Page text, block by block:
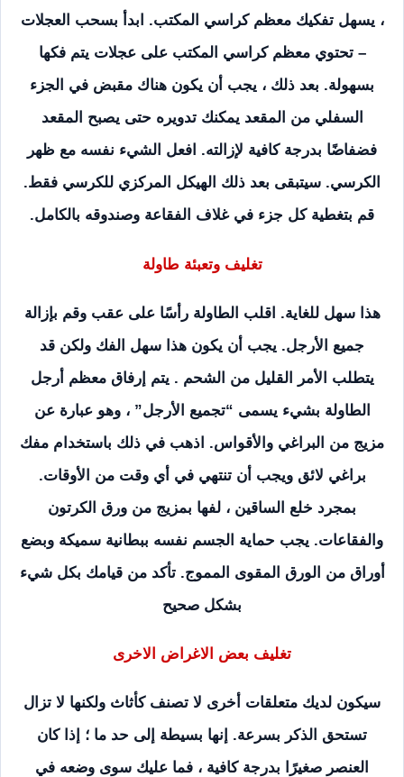
، يسهل تفكيك معظم كراسي المكتب. ابدأ بسحب العجلات
– تحتوي معظم كراسي المكتب على عجلات يتم فكها
بسهولة. بعد ذلك ، يجب أن يكون هناك مقبض في الجزء
السفلي من المقعد يمكنك تدويره حتى يصبح المقعد
فضفاضًا بدرجة كافية لإزالته. افعل الشيء نفسه مع ظهر
الكرسي. سيتبقى بعد ذلك الهيكل المركزي للكرسي فقط.
قم بتغطية كل جزء في غلاف الفقاعة وصندوقه بالكامل.
تغليف وتعبئة طاولة
هذا سهل للغاية. اقلب الطاولة رأسًا على عقب وقم بإزالة
جميع الأرجل. يجب أن يكون هذا سهل الفك ولكن قد
يتطلب الأمر القليل من الشحم . يتم إرفاق معظم أرجل
الطاولة بشيء يسمى “تجميع الأرجل” ، وهو عبارة عن
مزيج من البراغي والأقواس. اذهب في ذلك باستخدام مفك
براغي لائق ويجب أن تنتهي في أي وقت من الأوقات.
بمجرد خلع الساقين ، لفها بمزيج من ورق الكرتون
والفقاعات. يجب حماية الجسم نفسه ببطانية سميكة وبضع
أوراق من الورق المقوى المموج. تأكد من قيامك بكل شيء
بشكل صحيح
تغليف بعض الاغراض الاخرى
سيكون لديك متعلقات أخرى لا تصنف كأثاث ولكنها لا تزال
تستحق الذكر بسرعة. إنها بسيطة إلى حد ما ؛ إذا كان
العنصر صغيرًا بدرجة كافية ، فما عليك سوى وضعه في